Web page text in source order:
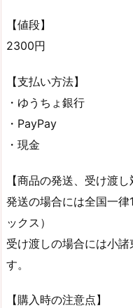
【値段】
2300円
【支払い方法】
・ゆうちょ銀行
・PayPay
・現金
【商品の発送、受け渡し
発送の場合には全国一
ックス）
受け渡しの場合には小
す。
【購入時の注意点】